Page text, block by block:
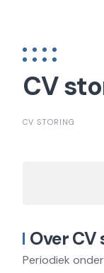
CV
CV STORING
Over CV
Periodiek